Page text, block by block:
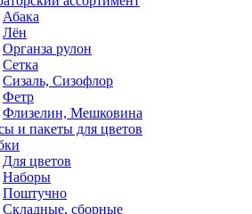
Абака
Лён
Органза рулон
Сетка
Сизаль, Сизофлор
Фетр
Флизелин, Мешковина
и пакеты для цветов
Для цветов
Наборы
Поштучно
Складные, сборные